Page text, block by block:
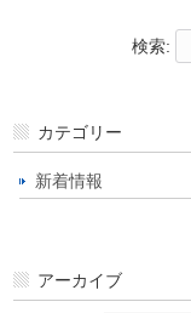
検索:
カテゴリー
新着情報
アーカイブ